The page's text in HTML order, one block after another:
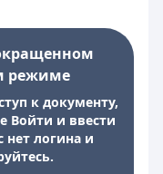
режиме
к документу,
Войти и ввести
нет логина и